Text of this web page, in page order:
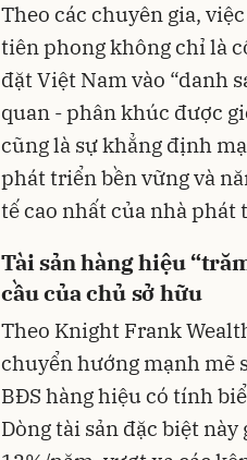
Theo các chuyên gia,
tiên phong không chỉ là
đặt Việt Nam vào “danh
quan - phân khúc được
cũng là sự khẳng định
phát triển bền vững và
tế cao nhất của nhà
Tài sản hàng hiệu
cầu của chủ sở hữu
Theo Knight Frank
chuyển hướng mạnh mẽ
BĐS hàng hiệu có tính
Dòng tài sản đặc biệt